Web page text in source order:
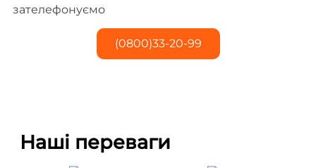
зателефонуємо
(0800)33-20-99
Наші переваги